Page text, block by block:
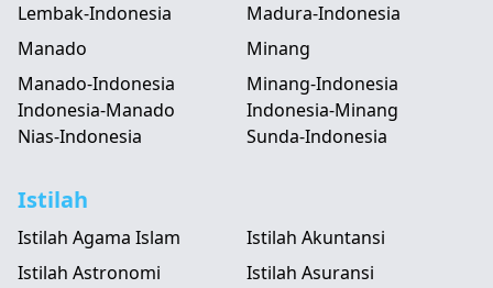
Lembak-Indonesia
Madura-Indonesia
Manado
Manado-Indonesia
Indonesia-Manado
Minang
Minang-Indonesia
Indonesia-Minang
Nias-Indonesia
Sunda-Indonesia
Istilah
Istilah Agama Islam
Istilah Akuntansi
Istilah Astronomi
Istilah Asuransi